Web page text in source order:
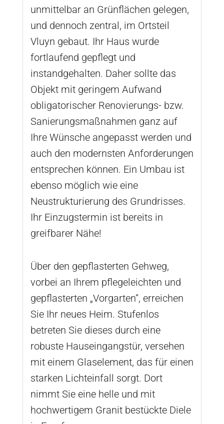
unmittelbar an Grünflächen gelegen,
und dennoch zentral, im Ortsteil
Vluyn gebaut. Ihr Haus wurde
fortlaufend gepflegt und
instandgehalten. Daher sollte das
Objekt mit geringem Aufwand
obligatorischer Renovierungs- bzw.
Sanierungsmaßnahmen ganz auf
Ihre Wünsche angepasst werden und
auch den modernsten Anforderungen
entsprechen können. Ein Umbau ist
ebenso möglich wie eine
Neustrukturierung des Grundrisses.
Ihr Einzugstermin ist bereits in
greifbarer Nähe!
Über den gepflasterten Gehweg,
vorbei an Ihrem pflegeleichten und
gepflasterten „Vorgarten“, erreichen
Sie Ihr neues Heim. Stufenlos
betreten Sie dieses durch eine
robuste Hauseingangstür, versehen
mit einem Glaselement, das für einen
starken Lichteinfall sorgt. Dort
nimmt Sie eine helle und mit
hochwertigem Granit bestückte Diele